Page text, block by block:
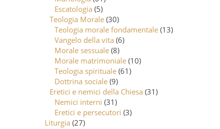
Escatologia (5)
Teologia Morale (30)
Teologia morale fondamentale (13)
Vangelo della vita (6)
Morale sessuale (8)
Morale matrimoniale (10)
Teologia spirituale (61)
Dottrina sociale (9)
Eretici e nemici della Chiesa (31)
Nemici interni (31)
Eretici e persecutori (3)
Liturgia (27)